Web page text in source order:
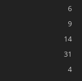
6
9
14
31
4